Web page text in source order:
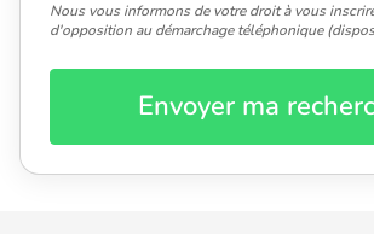
Nous vous informons de votre droit à vous
d'opposition au démarchage téléphonique
Envoyer ma